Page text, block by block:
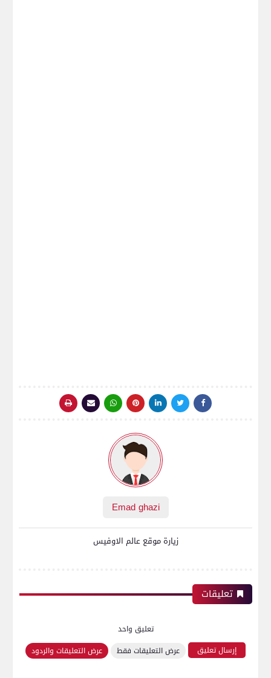
Emad ghazi
زيارة موقع عالم الاوفيس
تعليقات
تعليق واحد
إرسال تعليق
عرض التعليقات فقط عرض التعليقات والردود